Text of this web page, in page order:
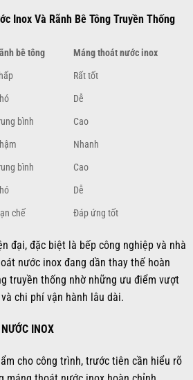
Inox Và Rãnh Bê Tông Truyền Thống
bê tông
Máng thoát nước inox
Rất tốt
Dễ
bình
Cao
Nhanh
bình
Cao
Dễ
chế Đáp ứng tốt
đại, đặc biệt là bếp công nghiệp và nhà
nước inox đang dần thay thế hoàn
truyền thống nhờ những ưu điểm vượt
chi phí vận hành lâu dài.
INOX
cho công trình, trước tiên cần hiểu rõ